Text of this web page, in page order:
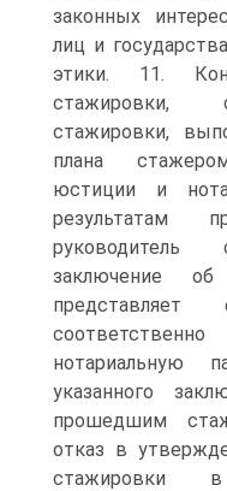
законных
лиц и
этики. 11.
стажировки,
стажировки,
плана
юстиции и
результатам
руководитель
заключение
нотариальную
указанного
прошедшим
отказ в
стажировки